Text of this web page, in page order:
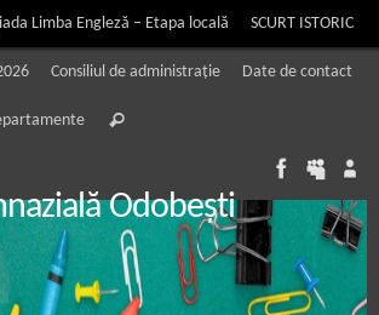
Limba Engleză – Etapa locală SCURT ISTORIC
Consiliul de administrație Date de contact
Caută
Odobești